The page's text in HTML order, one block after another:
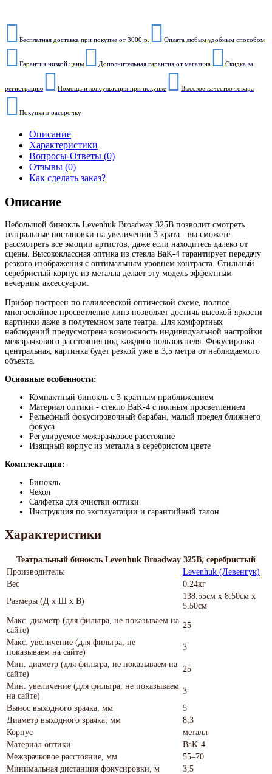
Бесплатная доставка при покупке от 3000 р. Оплата любым удобным способом
Гарантия низкой цены Дополнительная гарантия от магазина Скидка за
регистрацию Помощь и консультация при покупке Высокое качество товара
Покупка в рассрочку
Описание
Характеристики
Вопросы-Ответы (0)
Отзывы (0)
Как сделать заказ?
Описание
Небольшой бинокль Levenhuk Broadway 325B позволит смотреть
театральные постановки на увеличении 3 крата - вы сможете
рассмотреть все эмоции артистов, даже если находитесь далеко от
сцены. Высококлассная оптика из стекла BaK-4 гарантирует передачу
резкого изображения с оптимальным уровнем контраста. Стильный
серебристый корпус из металла делает эту модель эффектным
вечерним аксессуаром.
Прибор построен по галилеевской оптической схеме, полное
многослойное просветление линз позволяет достичь высокой яркости
картинки даже в полутемном зале театра. Для комфортных
наблюдений предусмотрена возможность индивидуальной настройки
межзрачкового расстояния под каждого пользователя. Фокусировка -
центральная, картинка будет резкой уже в 3,5 метра от наблюдаемого
объекта.
Основные особенности:
Компактный бинокль с 3-кратным приближением
Материал оптики - стекло BaK-4 с полным просветлением
Рельефный фокусировочный барабан, малый предел ближнего
фокуса
Регулируемое межзрачковое расстояние
Изящный корпус из металла в серебристом цвете
Комплектация:
Бинокль
Чехол
Салфетка для очистки оптики
Инструкция по эксплуатации и гарантийный талон
Характеристики
Театральный бинокль Levenhuk Broadway 325B, серебристый
Производитель:
Levenhuk (Левенгук)
Вес
0.24кг
Размеры (Д х Ш х В)
138.55см x 8.50см x
5.50см
Макс. диаметр (для фильтра, не показываем на
сайте)
25
Макс. увеличение (для фильтра, не
показываем на сайте)
3
Мин. диаметр (для фильтра, не показываем на
сайте)
25
Мин. увеличение (для фильтра, не показываем
на сайте)
3
Вынос выходного зрачка, мм
5
Диаметр выходного зрачка, мм
8,3
Корпус
металл
Материал оптики
BaK-4
Межзрачковое расстояние, мм
55–70
Минимальная дистанция фокусировки, м
3,5